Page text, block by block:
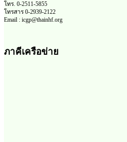
โทร. 0-2511-5855
โทรสาร 0-2939-2122
Email : icgp@thainhf.org
ภาคีเครือข่าย